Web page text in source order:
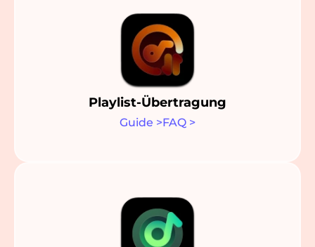
Playlist-Übertragung
Guide >FAQ >